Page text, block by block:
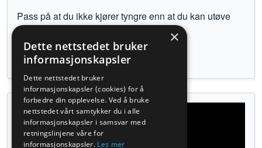
Pass på at du ikke kjører tyngre enn at du kan utøve
hele bevegelsen kontrollert.
Tilbake til øvelser
×
Dette nettstedet bruker
informasjonskapsler
Dette nettstedet bruker
informasjonskapsler (cookies) for å
forbedre din opplevelse. Ved å bruke
nettstedet vårt samtykker du i alle
informasjonskapsler i samsvar med
retningslinjene våre for
informasjonskapsler. Les mer